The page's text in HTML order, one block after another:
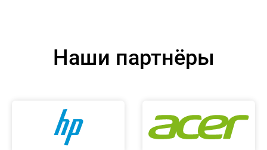
Наши партнёры